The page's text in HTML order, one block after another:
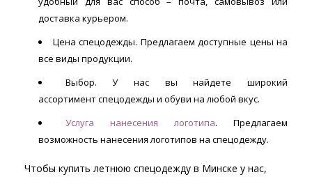
доставка курьером.
Цена спецодежды. Предлагаем доступные цены на
все виды продукции.
Выбор. У нас вы найдете широкий
ассортимент спецодежды и обуви на любой вкус.
Услуга нанесения логотипа. Предлагаем
возможность нанесения логотипов на спецодежду.
Чтобы купить летнюю спецодежду в Минске у нас,